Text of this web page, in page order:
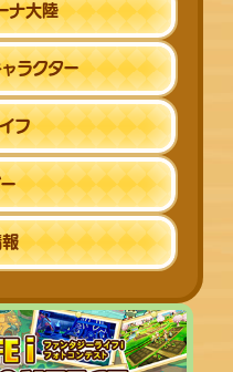
ナ大陸
ラクター
フ